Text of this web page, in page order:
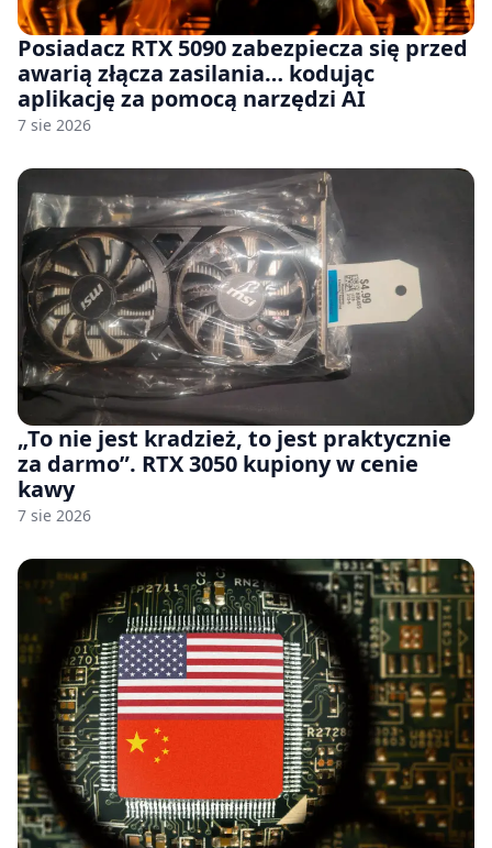
Posiadacz RTX 5090 zabezpiecza się przed
awarią złącza zasilania… kodując
aplikację za pomocą narzędzi AI
7 sie 2026
„To nie jest kradzież, to jest praktycznie
za darmo”. RTX 3050 kupiony w cenie
kawy
7 sie 2026